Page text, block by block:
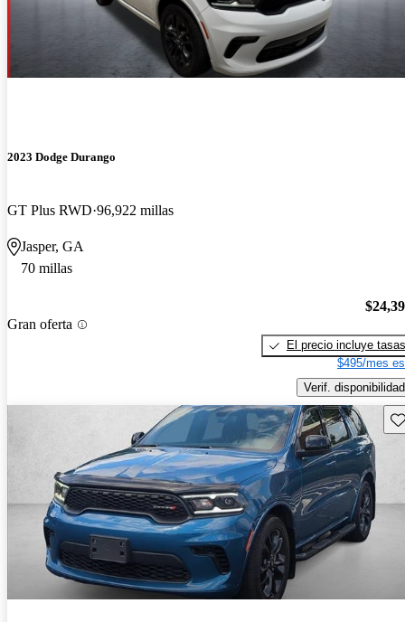
2023 Dodge Durango
GT Plus RWD 96,922 millas
Jasper, GA
70 millas
Gran oferta
El precio incluye tasas
$495/mes
Verif. disponibilidad